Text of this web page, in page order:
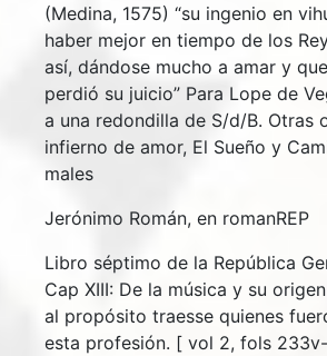
(Medina, 1575) “su ingenio en
haber mejor en tiempo de los
así, dándose mucho a amar y
perdió su juicio” Para Lope de
a una redondilla de S/d/B. Otras
infierno de amor, El Sueño y
males
Jerónimo Román, en romanREP
Libro séptimo de la República
Cap XIII: De la música y su
al propósito traesse quienes
esta profesión. [ vol 2, fols